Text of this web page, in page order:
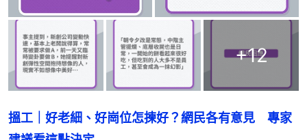
+12
搵工｜好老細、好崗位怎揀好？網民各有意見　專家